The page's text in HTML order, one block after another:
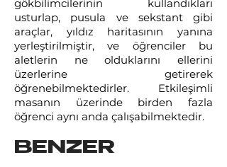
gökbilimcilerinin kullandıkları
usturlap, pusula ve sekstant gibi
araçlar, yıldız haritasının yanına
yerleştirilmiştir, ve öğrenciler bu
aletlerin ne olduklarını ellerini
üzerlerine getirerek
öğrenebilmektedirler. Etkileşimli
masanın üzerinde birden fazla
öğrenci aynı anda çalışabilmektedir.
BENZER